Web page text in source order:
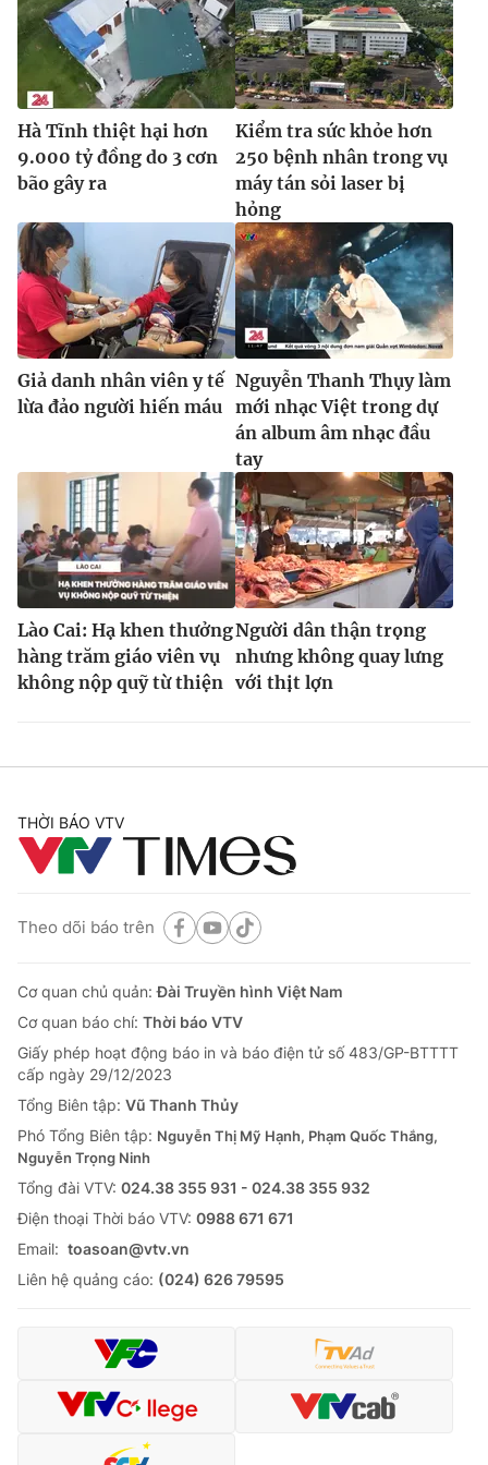
Hà Tĩnh thiệt hại hơn
9.000 tỷ đồng do 3 cơn
bão gây ra
Kiểm tra sức khỏe hơn
250 bệnh nhân trong vụ
máy tán sỏi laser bị
hỏng
Giả danh nhân viên y tế
lừa đảo người hiến máu
Nguyễn Thanh Thụy làm
mới nhạc Việt trong dự
án album âm nhạc đầu
tay
Lào Cai: Hạ khen thưởng
hàng trăm giáo viên vụ
không nộp quỹ từ thiện
Người dân thận trọng
nhưng không quay lưng
với thịt lợn
THỜI BÁO VTV
Theo dõi báo trên
Cơ quan chủ quản:Đài Truyền hình Việt Nam
Cơ quan báo chí: Thời báo VTV
Giấy phép hoạt động báo in và báo điện tử số 483/GP-BTTTT
cấp ngày 29/12/2023
Tổng Biên tập: Vũ Thanh Thủy
Phó Tổng Biên tập: Nguyễn Thị Mỹ Hạnh, Phạm Quốc Thắng,
Nguyễn Trọng Ninh
Tổng đài VTV: 024.38 355 931 - 024.38 355 932
Ðiện thoại Thời báo VTV: 0988 671 671
Email: toasoan@vtv.vn
Liên hệ quảng cáo: (024) 626 79595